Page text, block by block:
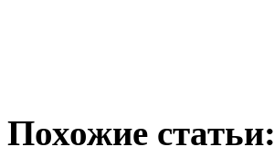
Похожие статьи: